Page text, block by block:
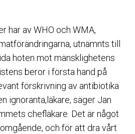
har av WHO och WMA,
utnämnts till
hoten mot mänsklighetens
beror i första hand på
förskrivning av antibiotika
ignoranta,läkare, säger Jan
chefläkare. Det är något
och för att dra vårt